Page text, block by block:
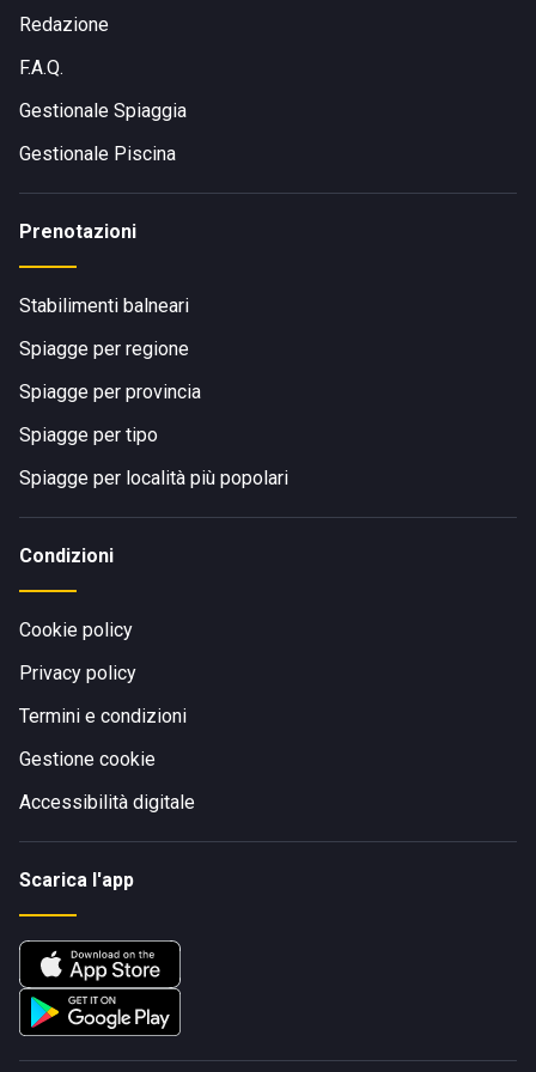
circostanti.
Redazione
F.A.Q.
Gestionale Spiaggia
Gestionale Piscina
Prenotazioni
Stabilimenti balneari
Spiagge per regione
Spiagge per provincia
Spiagge per tipo
Spiagge per località più popolari
Condizioni
Cookie policy
Privacy policy
Termini e condizioni
Gestione cookie
Accessibilità digitale
Scarica l'app